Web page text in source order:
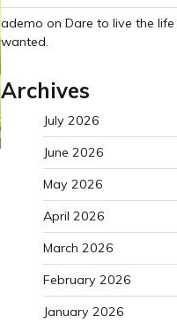
ademo on Dare to live the
wanted.
Archives
July 2026
June 2026
May 2026
April 2026
March 2026
February 2026
January 2026